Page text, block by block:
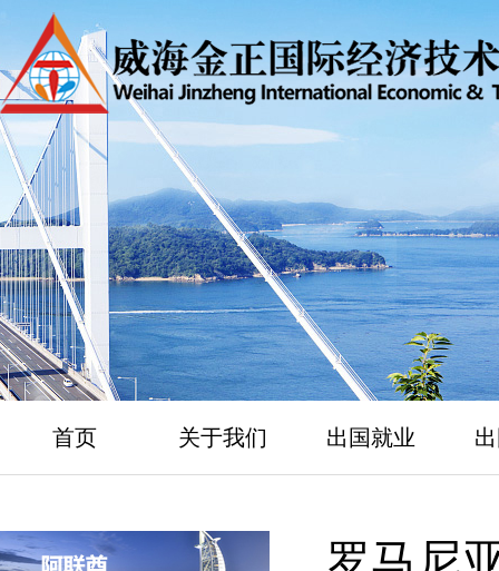
首页 关于我们 出国就业